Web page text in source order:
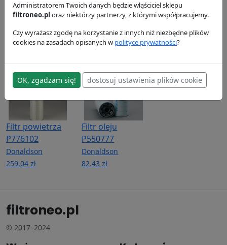
P554685
Donaldson
49.37 zł
hydrauliczny
P569383
Donaldson
186.92 zł
P775026
Donaldson
378.59 zł
Filtr powietrza
P776102
Donaldson
259.04 zł
Filtr oleju
P550777
Donaldson
82.43 zł
filtroneo.pl
© 2017–2024
Administratorem Twoich danych będzie włąściciel sklepu
filtroneo.pl oraz niektórzy partnerzy, z którymi współpracujemy.
Czy wyrażasz zgodę na korzystanie z innych niż niezbędne plików
cookies na zasadach opisanych w polityce prywatności?
OK, zgadzam się! dostosuj ustawienia plików cookie